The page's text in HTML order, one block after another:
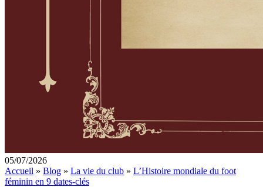
05/07/2026
Accueil » Blog » La vie du club » L’Histoire mondiale du foot
féminin en 9 dates-clés